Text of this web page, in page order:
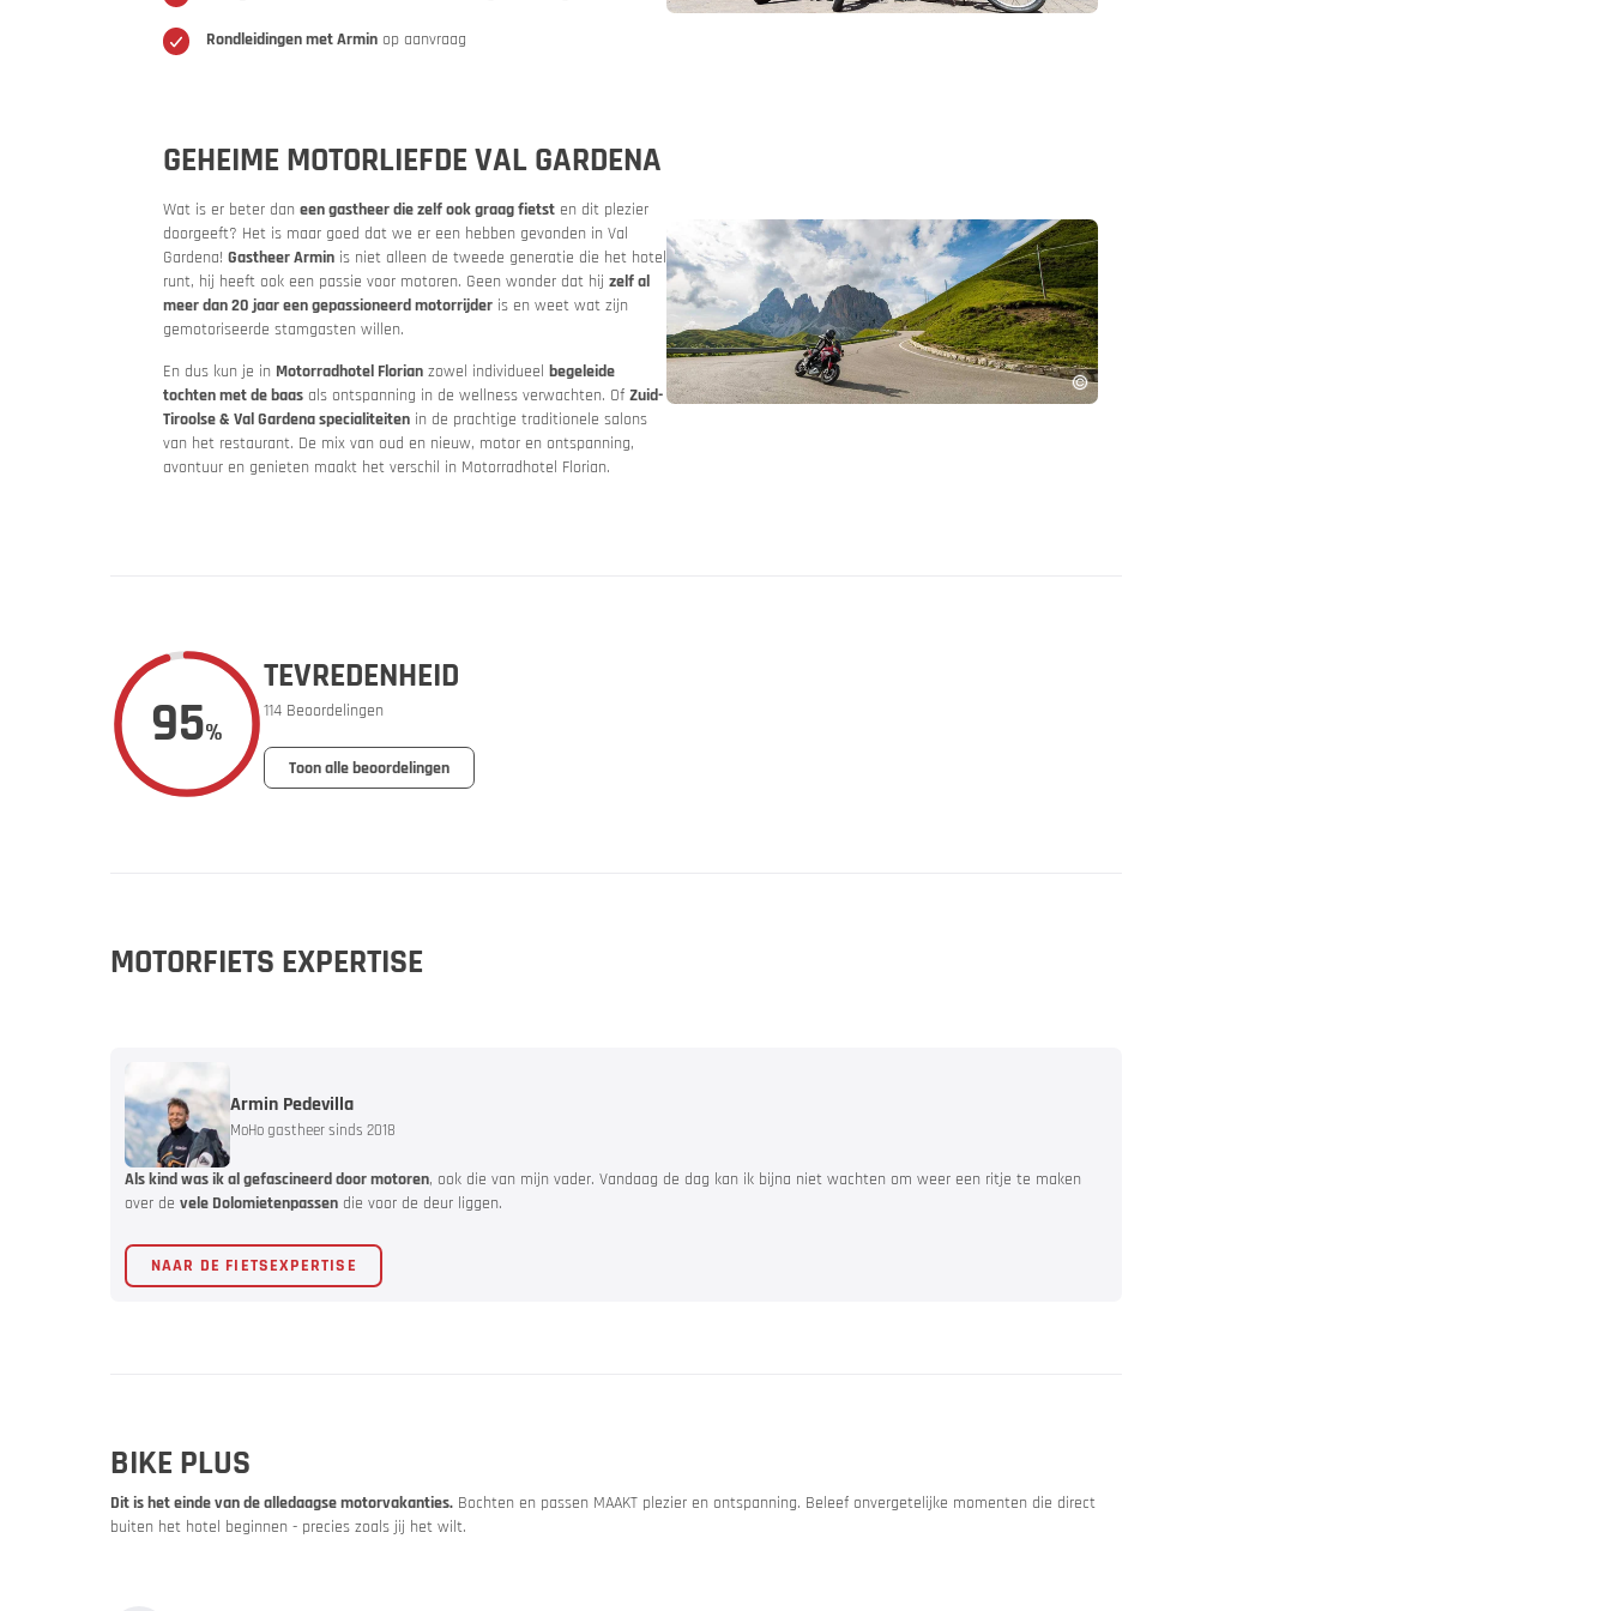
Rondleidingen met Armin op aanvraag
GEHEIME MOTORLIEFDE VAL GARDENA
Wat is er beter dan een gastheer die zelf ook graag fietst en dit plezier
doorgeeft? Het is maar goed dat we er een hebben gevonden in Val
Gardena! Gastheer Armin is niet alleen de tweede generatie die het hotel
runt, hij heeft ook een passie voor motoren. Geen wonder dat hij zelf al
meer dan 20 jaar een gepassioneerd motorrijder is en weet wat zijn
gemotoriseerde stamgasten willen.
En dus kun je in Motorradhotel Florian zowel individueel begeleide
tochten met de baas als ontspanning in de wellness verwachten. Of Zuid-
Tiroolse & Val Gardena specialiteiten in de prachtige traditionele salons
van het restaurant. De mix van oud en nieuw, motor en ontspanning,
avontuur en genieten maakt het verschil in Motorradhotel Florian.
95%
TEVREDENHEID
114 Beoordelingen
Toon alle beoordelingen
MOTORFIETS EXPERTISE
Armin Pedevilla
MoHo gastheer sinds 2018
Als kind was ik al gefascineerd door motoren, ook die van mijn vader. Vandaag de dag kan ik bijna niet wachten om weer een ritje te maken
over de vele Dolomietenpassen die voor de deur liggen.
NAAR DE FIETSEXPERTISE
BIKE PLUS
Dit is het einde van de alledaagse motorvakanties. Bochten en passen MAAKT plezier en ontspanning. Beleef onvergetelijke momenten die direct
buiten het hotel beginnen - precies zoals jij het wilt.